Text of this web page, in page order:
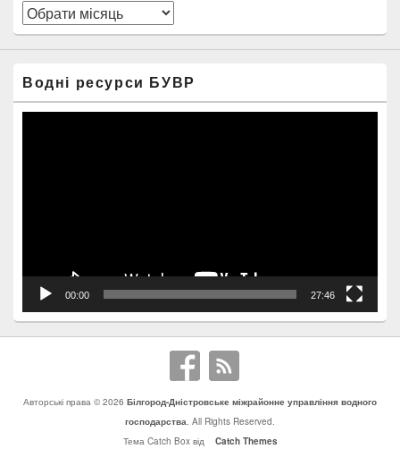
Архіви
Водні ресурси БУВР
00:00 27:46
Авторські права © 2026 Білгород-Дністровське міжрайонне управління водного
господарства. All Rights Reserved.
Тема Catch Box від
Catch Themes